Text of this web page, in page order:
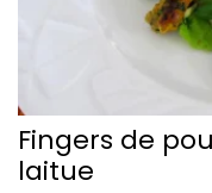
Fingers de
laitue